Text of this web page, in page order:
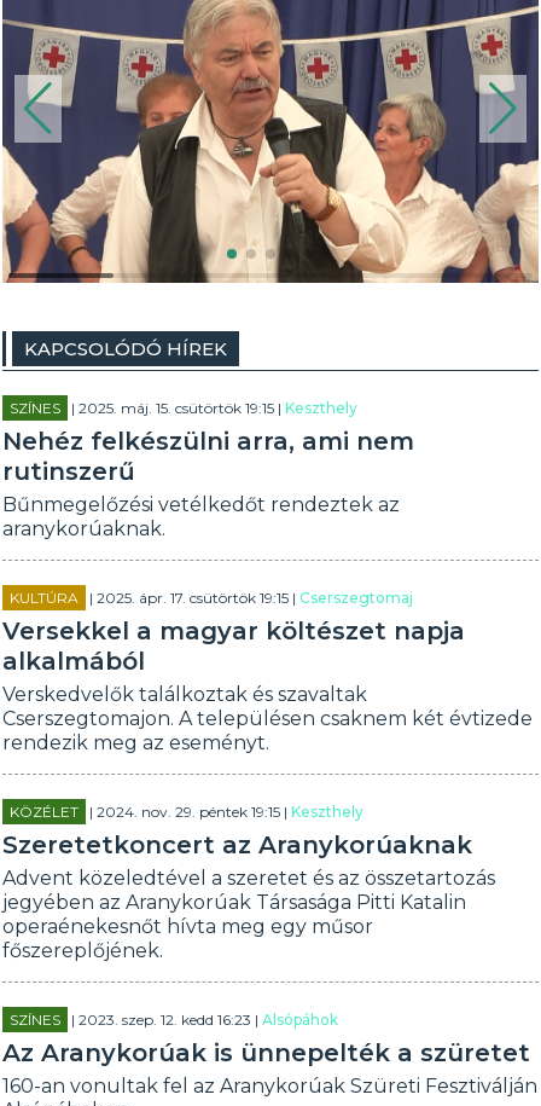
KAPCSOLÓDÓ HÍREK
SZÍNES | 2025. máj. 15. csütörtök 19:15 |Keszthely
Nehéz felkészülni arra, ami nem
rutinszerű
Bűnmegelőzési vetélkedőt rendeztek az
aranykorúaknak.
KULTÚRA | 2025. ápr. 17. csütörtök 19:15 |Cserszegtomaj
Versekkel a magyar költészet napja
alkalmából
Verskedvelők találkoztak és szavaltak
Cserszegtomajon. A településen csaknem két évtizede
rendezik meg az eseményt.
KÖZÉLET | 2024. nov. 29. péntek 19:15 |Keszthely
Szeretetkoncert az Aranykorúaknak
Advent közeledtével a szeretet és az összetartozás
jegyében az Aranykorúak Társasága Pitti Katalin
operaénekesnőt hívta meg egy műsor
főszereplőjének.
SZÍNES | 2023. szep. 12. kedd 16:23 |Alsópáhok
Az Aranykorúak is ünnepelték a szüretet
160-an vonultak fel az Aranykorúak Szüreti Fesztiválján